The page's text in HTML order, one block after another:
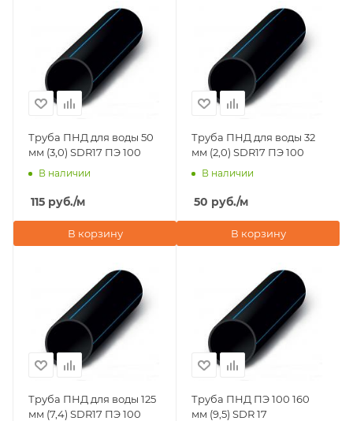
Труба ПНД для воды 50
мм (3,0) SDR17 ПЭ 100
В наличии
115 руб./м
В корзину
Труба ПНД для воды 32
мм (2,0) SDR17 ПЭ 100
В наличии
50 руб./м
В корзину
Труба ПНД для воды 125
мм (7,4) SDR17 ПЭ 100
Труба ПНД ПЭ 100 160
мм (9,5) SDR 17